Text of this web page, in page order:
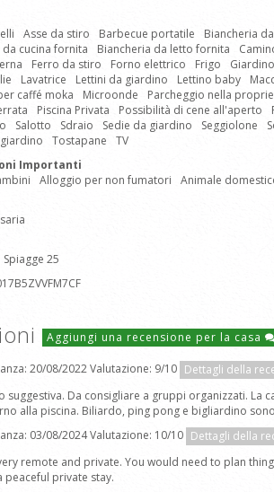
Asse da stiro Barbecue portatile
Biancheria
da cucina fornita
Biancheria da letto fornita
Ferro da stiro Forno elettrico Frigo
Lavatrice Lettini da giardino Lettino baby
caffé moka
Microonde Parcheggio nella
Piscina Privata Possibilità di cene all'aperto
Salotto Sdraio Sedie da giardino Seggiolone
Tostapane
TV
Importanti
Alloggio per non fumatori
Animale
Spiagge 25
Aggiungi una recensione per la casa
20/08/2022 Valutazione: 9/10 Dettagli della
suggestiva. Da consigliare a gruppi organizzati.
alla piscina. Biliardo, ping pong e bigliardino
03/08/2024 Valutazione: 10/10 Dettagli della
remote and private. You would need to plan
peaceful private stay.